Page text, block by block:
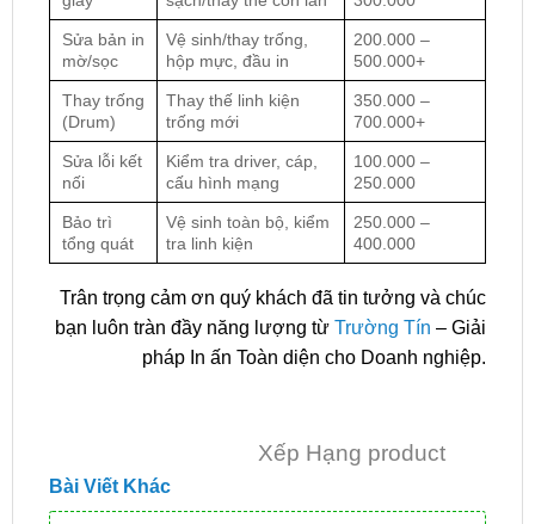
Sửa bản in
mờ/sọc
Vệ sinh/thay trống,
hộp mực, đầu in
200.000 –
500.000+
Thay trống
(Drum)
Thay thế linh kiện
trống mới
350.000 –
700.000+
Sửa lỗi kết
nối
Kiểm tra driver, cáp,
cấu hình mạng
100.000 –
250.000
Bảo trì
tổng quát
Vệ sinh toàn bộ, kiểm
tra linh kiện
250.000 –
400.000
Trân trọng cảm ơn quý khách đã tin tưởng và chúc
bạn luôn tràn đầy năng lượng từTrường Tín – Giải
pháp In ấn Toàn diện cho Doanh nghiệp.
Xếp Hạng product
Bài Viết Khác